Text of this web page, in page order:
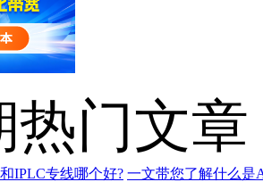
热门文章
IPLC专线哪个好? 一文带您了解什么是